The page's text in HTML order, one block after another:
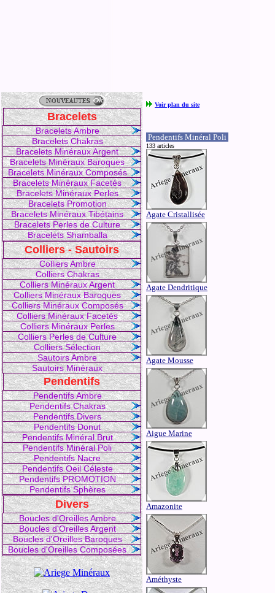
Bracelets
Bracelets Ambre
Bracelets Chakras
Bracelets Minéraux Argent
Bracelets Minéraux Baroques
Bracelets Minéraux Composés
Bracelets Minéraux Facetés
Bracelets Minéraux Perles
Bracelets Promotion
Bracelets Minéraux Tibétains
Bracelets Perles de Culture
Bracelets Shamballa
Colliers - Sautoirs
Colliers Ambre
Colliers Chakras
Colliers Minéraux Argent
Colliers Minéraux Baroques
Colliers Minéraux Composés
Colliers Minéraux Facetés
Colliers Minéraux Perles
Colliers Perles de Culture
Colliers Sélection
Sautoirs Ambre
Sautoirs Minéraux
Pendentifs
Pendentifs Ambre
Pendentifs Chakras
Pendentifs Divers
Pendentifs Donut
Pendentifs Minéral Brut
Pendentifs Minéral Poli
Pendentifs Nacre
Pendentifs Oeil Céleste
Pendentifs PROMOTION
Pendentifs Sphères
Divers
Boucles d'Oreilles Ambre
Boucles d'Oreilles Argent
Boucles d'Oreilles Baroques
Boucles d'Oreilles Composées
Voir plan du site
Pendentifs Minéral Poli
133 articles
Agate Cristallisée
Agate Dendritique
Agate Mousse
Aigue Marine
Amazonite
Améthyste